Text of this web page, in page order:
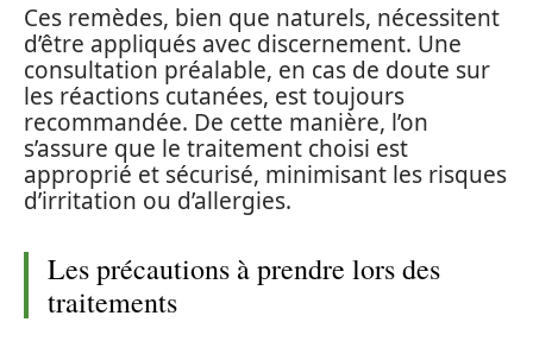
Ces remèdes, bien que naturels, nécessitent
d’être appliqués avec discernement. Une
consultation préalable, en cas de doute sur
les réactions cutanées, est toujours
recommandée. De cette manière, l’on
s’assure que le traitement choisi est
approprié et sécurisé, minimisant les risques
d’irritation ou d’allergies.
Les précautions à prendre lors des
traitements